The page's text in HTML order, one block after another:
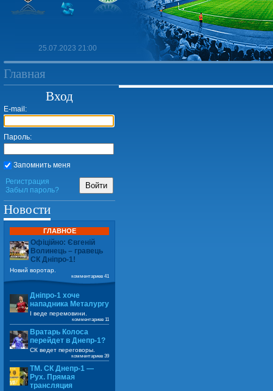
25.07.2023 21:00
Главная
Вход
E-mail:
Пароль:
Запомнить меня
Регистрация
Забыл пароль?
Войти
Новости
ГЛАВНОЕ
Офіційно: Євгеній
Волинець – гравець
СК Дніпро-1!
Новий воротар.
комментариев 41
Дніпро-1 хоче
нападника Металургу
І веде перемовини.
комментариев 11
Вратарь Колоса
перейдет в Днепр-1?
СК ведет переговоры.
комментариев 39
ТМ. СК Днепр-1 —
Рух. Прямая
трансляция